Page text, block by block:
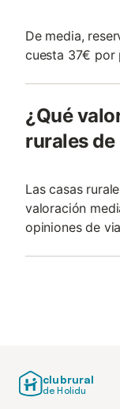
De media,
cuesta 37€ por
¿Qué
rurales
Las casas
valoración
opiniones de
clubrural
de Holidu